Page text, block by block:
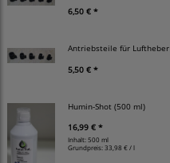
6,50 € *
Antriebsteile für Luftheber
5,50 € *
Humin-Shot (500 ml)
16,99 € *
Inhalt: 500 ml
Grundpreis:33,98 € / l